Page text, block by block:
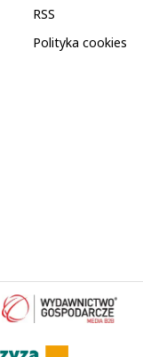
RSS
Polityka cookies